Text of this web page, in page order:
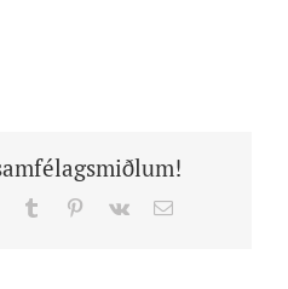
WhatsApp
Tumblr Pinterest
Vk Email